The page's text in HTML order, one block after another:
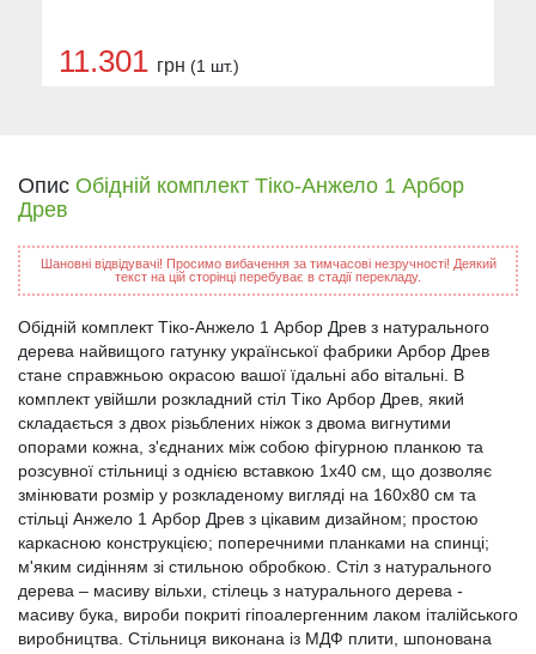
11.301 грн (1 шт.)
Опис Обідній комплект Тіко-Анжело 1 Арбор
Древ
Шановні відвідувачі! Просимо вибачення за тимчасові незручності! Деякий
текст на цій сторінці перебуває в стадії перекладу.
Обідній комплект Тіко-Анжело 1 Арбор Древ з натурального
дерева найвищого гатунку української фабрики Арбор Древ
стане справжньою окрасою вашої їдальні або вітальні. В
комплект увійшли розкладний стіл Тіко Арбор Древ, який
складається з двох різьблених ніжок з двома вигнутими
опорами кожна, з'єднаних між собою фігурною планкою та
розсувної стільниці з однією вставкою 1х40 см, що дозволяє
змінювати розмір у розкладеному вигляді на 160х80 см та
стільці Анжело 1 Арбор Древ з цікавим дизайном; простою
каркасною конструкцією; поперечними планками на спинці;
м'яким сидінням зі стильною обробкою. Стіл з натурального
дерева – масиву вільхи, стілець з натурального дерева -
масиву бука, вироби покриті гіпоалергенним лаком італійського
виробництва. Стільниця виконана із МДФ плити, шпонована